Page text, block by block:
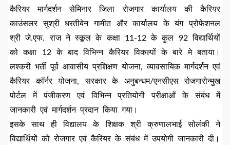
कैरियर मार्गदर्शन सेमिनार जिला रोजगार कार्यालय की कैरियर
काउंसलर सुश्री धरतीबेन गामीत और कार्यालय के यंग प्रोफेशनल
श्री जे.एफ. राज ने स्कूल के कक्षा 11-12 के कुल 92 विद्यार्थियों
को कक्षा 12 के बाद विभिन्न कैरियर विकल्पों के बारे मे बताया।
लश्करी भर्ती पूर्व आवासीय प्रशिक्षण योजना, व्यावसायिक मार्गदर्शन एवं
कैरियर कॉर्नर योजना, सरकार के अनुबन्धम/एनसीएस रोजगारोन्मुख
पोर्टल में पंजीकरण एवं विभिन्न प्रतियोगी परीक्षाओं के संबंध में
जानकारी एवं मार्गदर्शन प्रदान किया गया।
इसके साथ ही विद्यालय के शिक्षक श्री क्रुणालभाई सोलंकी ने
विद्यार्थियों को रोजगार एवं कैरियर के संबंध में उपयोगी जानकारी दी।